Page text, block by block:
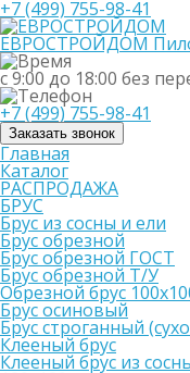
+7 (499) 755-98-41
ЕВРОСТРОЙДОМ
с 9:00 до 18:00 без
+7 (499) 755-98-41
Заказать звонок
Главная
Каталог
РАСПРОДАЖА
БРУС
Брус из сосны и ели
Брус обрезной
Брус обрезной ГОСТ
Брус обрезной Т/У
Обрезной брус
Брус осиновый
Брус строганный
Клееный брус
Клееный брус из